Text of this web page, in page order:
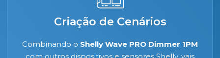
Criação de Cenários
Combinando o Shelly Wave PRO Dimmer 1PM
com outros dispositivos e sensores Shelly, vais